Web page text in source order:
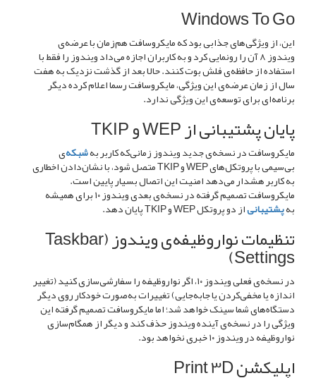
Windows To Go
این، از ویژگی‌های جذابی بود که مایکروسافت هم‌زمان با عرضه‌ی
ویندوز ۸ آن را رونمایی کرد و به کاربران اجازه می‌داد ویندوز را فقط با
استفاده از حافظه‌ی فلش بوت کنند. حالا بعد از گذشت نزدیک به هفت
سال از زمان عرضه‌ی این ویژگی، مایکروسافت رسما اعلام کرده دیگر
برنامه‌ای برای توسعه‌ی این ویژگی ندارد.
پایان پشتیبانی از WEP و TKIP
مایکروسافت در نسخه‌ی جدید ویندوز زمانی‌که کاربر بهشبکه‌ی
بی‌سیمی با پروتکل‌های WEP و TKIP متصل شود، با نشان‌دادن اخطاری
به کاربر هشدار می‌دهد امنیت این اتصال بسیار پایین است.
مایکروسافت تصمیم گرفته در نسخه‌ی بعدی ویندوز ۱۰ برای همیشه
بهپشتیبانیاز دو پروتکل WEP و TKIP پایان دهد.
تنظیمات نواروظیفه‌ی ویندوز (Taskbar
Settings)
در نسخه‌ی فعلی ویندوز ۱۰، اگر نواروظیفه را سفارشی‌سازی کنید (تغییر
اندازه یا مخفی‌کردن یا جابه‌جایی) تغییرات به‌صورت خودکار روی دیگر
دستگاه‌های شما سینک خواهد شد؛ اما مایکروسافت تصمیم گرفته این
ویژگی را در نسخه‌ی آینده ویندوز حذف کند و دیگر از همگام‌سازی
نواروظیفه در ویندوز ۱۰ خبری نخواهد بود.
اپلیکشن Print 3D